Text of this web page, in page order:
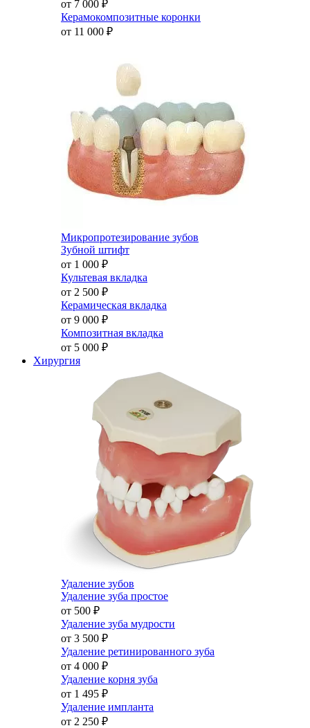
от 7 000 ₽
Керамокомпозитные коронки
от 11 000 ₽
Микропротезирование зубов
Зубной штифт
от 1 000 ₽
Культевая вкладка
от 2 500 ₽
Керамическая вкладка
от 9 000 ₽
Композитная вкладка
от 5 000 ₽
Хирургия
Удаление зубов
Удаление зуба простое
от 500 ₽
Удаление зуба мудрости
от 3 500 ₽
Удаление ретинированного зуба
от 4 000 ₽
Удаление корня зуба
от 1 495 ₽
Удаление импланта
от 2 250 ₽